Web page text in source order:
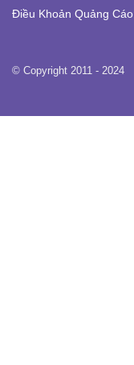
Điều Khoản Quảng Cáo
© Copyright 2011 - 2024